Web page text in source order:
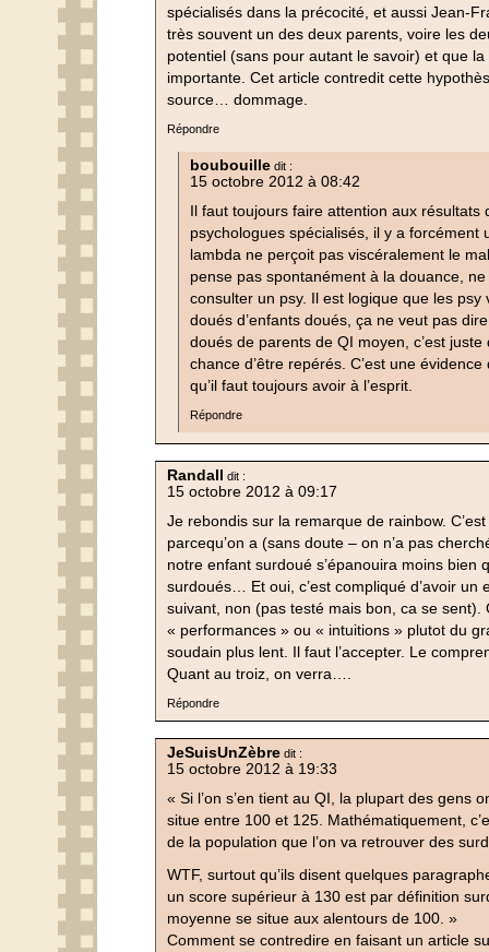
spécialisés dans la précocité, et aussi Jean-
très souvent un des deux parents, voire les
potentiel (sans pour autant le savoir) et que
importante. Cet article contredit cette
source… dommage.
Répondre
boubouille dit :
15 octobre 2012 à 08:42
Il faut toujours faire attention aux résultats
psychologues spécialisés, il y a forcément
lambda ne perçoit pas viscéralement le
pense pas spontanément à la douance,
consulter un psy. Il est logique que les
doués d’enfants doués, ça ne veut pas dire
doués de parents de QI moyen, c’est juste
chance d’être repérés. C’est une
qu’il faut toujours avoir à l’esprit.
Répondre
Randall dit :
15 octobre 2012 à 09:17
Je rebondis sur la remarque de rainbow.
parcequ’on a (sans doute – on n’a pas
notre enfant surdoué s’épanouira moins bien
surdoués… Et oui, c’est compliqué d’avoir un
suivant, non (pas testé mais bon, ca se sent).
« performances » ou « intuitions » plutot du
soudain plus lent. Il faut l’accepter. Le
Quant au troiz, on verra….
Répondre
JeSuisUnZèbre dit :
15 octobre 2012 à 19:33
« Si l’on s’en tient au QI, la plupart des gens
situe entre 100 et 125. Mathématiquement,
de la population que l’on va retrouver des
WTF, surtout qu’ils disent quelques
un score supérieur à 130 est par définition
moyenne se situe aux alentours de 100. »
Comment se contredire en faisant un article